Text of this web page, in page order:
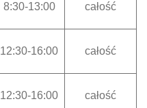
8:30-13:00 całość
12:30-16:00 całość
12:30-16:00 całość